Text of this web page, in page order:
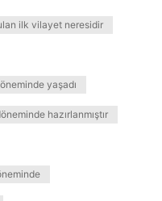
ilk vilayet neresidir
yaşadı
hazırlanmıştır